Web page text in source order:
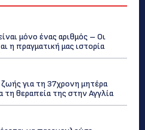
μόνο ένας αριθμός – Οι
η πραγματική μας ιστορία
για τη 37χρονη μητέρα
θεραπεία της στην Αγγλία